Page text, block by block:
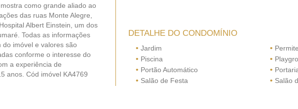
como grande aliado ao
das ruas Monte Alegre,
Albert Einstein, um dos
Todas as informações
imóvel e valores são
conforme o interesse do
a experiência de
anos. Cód imóvel KA4769
DETALHE DO CONDOMÍNIO
• Jardim •
• Piscina •
• Portão Automático •
• Salão de Festa • Salão